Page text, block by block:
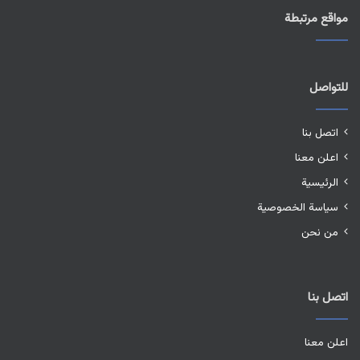
مواقع مرتبطة
للتواصل
اتصل بنا
اعلن معنا
الرئيسية
سياسة الخصوصية
من نحن
اتصل بنا
اعلن معنا